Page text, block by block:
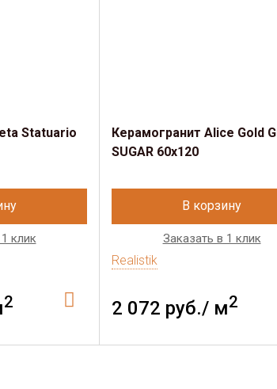
Statuario
клик
2
Керамогранит Alice Gold
SUGAR 60x120
В корзину
Заказать в 1 клик
Realistik
2 072 руб./ м2